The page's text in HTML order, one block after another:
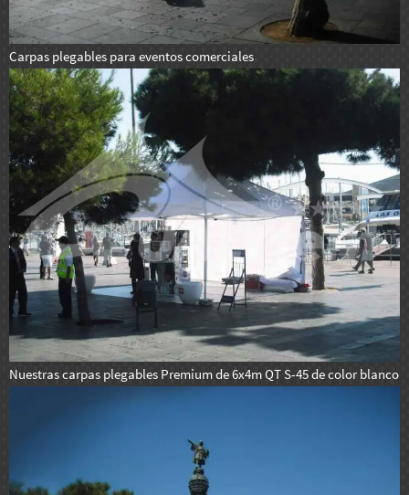
Carpas plegables para eventos comerciales
Nuestras carpas plegables Premium de 6x4m QT S-45 de color blanco